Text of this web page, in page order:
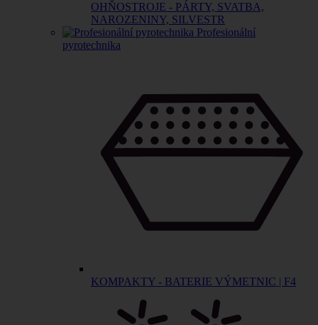
OHŇOSTROJE - PÁRTY, SVATBA,
NAROZENINY, SILVESTR
Profesionální
pyrotechnika
KOMPAKTY - BATERIE VÝMETNIC | F4